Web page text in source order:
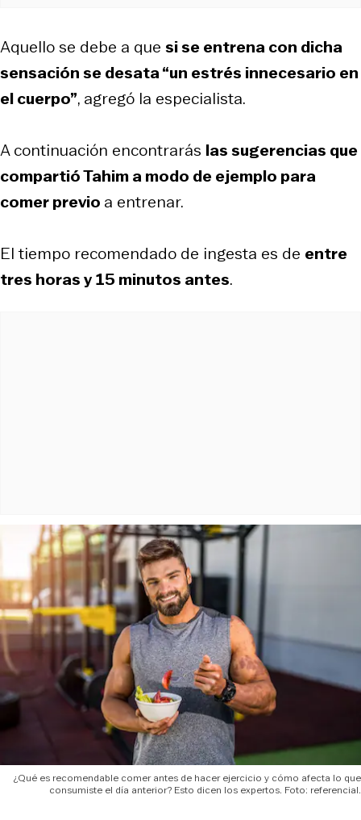
Aquello se debe a que si se entrena con dicha
sensación se desata “un estrés innecesario en
el cuerpo”, agregó la especialista.
A continuación encontrarás las sugerencias que
compartió Tahim a modo de ejemplo para
comer previo a entrenar.
El tiempo recomendado de ingesta es de entre
tres horas y 15 minutos antes.
¿Qué es recomendable comer antes de hacer ejercicio y cómo afecta lo que
consumiste el día anterior? Esto dicen los expertos. Foto: referencial.